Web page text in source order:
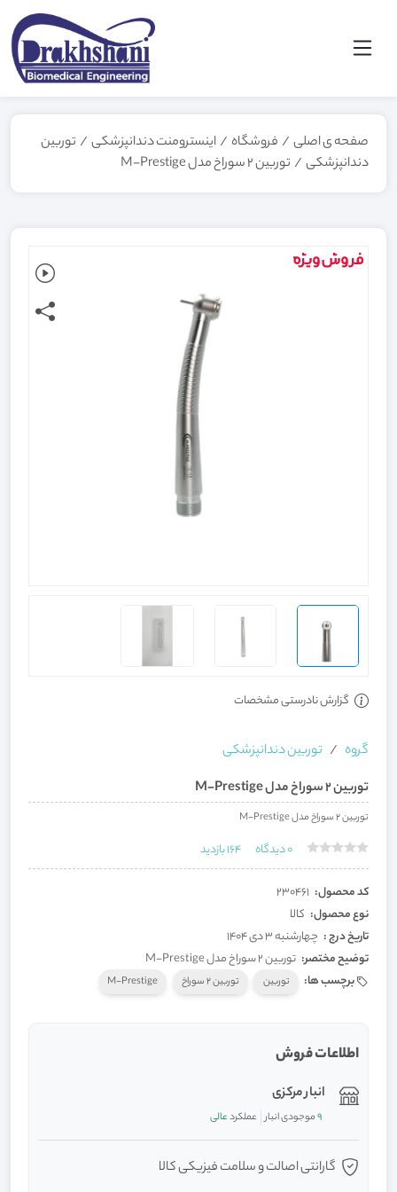
صفحه ی اصلی / فروشگاه / اینسترومنت دندانپزشکی / توربین
دندانپزشکی / توربین 2 سوراخ مدل M-Prestige
گزارش نادرستی مشخصات
گروه
توربین دندانپزشکی
توربین 2 سوراخ مدل M-Prestige
توربین 2 سوراخ مدل M-Prestige
0دیدگاه 164بازدید
کد محصول: 230461
نوع محصول: کالا
تاریخ درج : چهارشنبه 3 دی 1404
توضیح مختصر: توربین 2 سوراخ مدل M-Prestige
برچسب ها:
توربین توربین 2 سوراخ M-Prestige
اطلاعات فروش
انبار مرکزی
9موجودی انبار عملکردعالی
گارانتی اصالت و سلامت فیزیکی کالا